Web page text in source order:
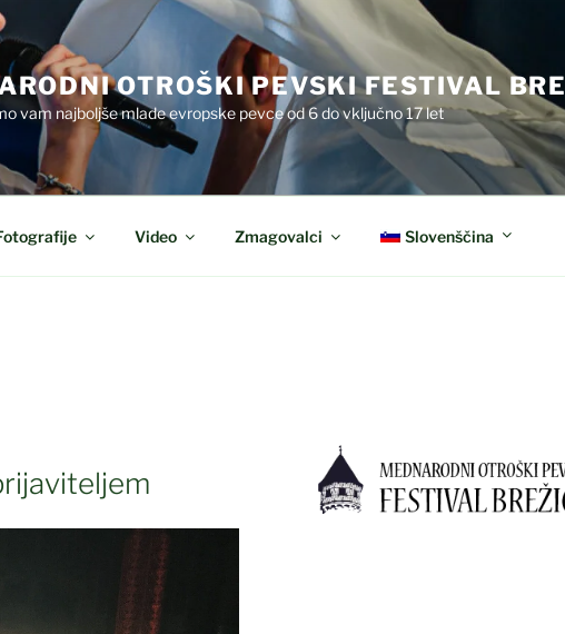
OTROŠKI PEVSKI FESTIVAL
vam najboljše mlade evropske pevce od 6 do vključno 17 let
Video Zmagovalci Slovenščina